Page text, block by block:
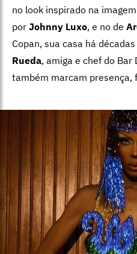
no look inspirado na
por Johnny Luxo, e no de
Copan, sua casa há
Rueda, amiga e chef do Bar
também marcam presença,